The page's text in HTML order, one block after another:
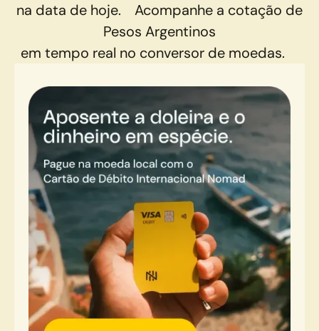
na data de hoje.
Acompanhe a cotação de
Pesos Argentinos
em tempo real no conversor de moedas.